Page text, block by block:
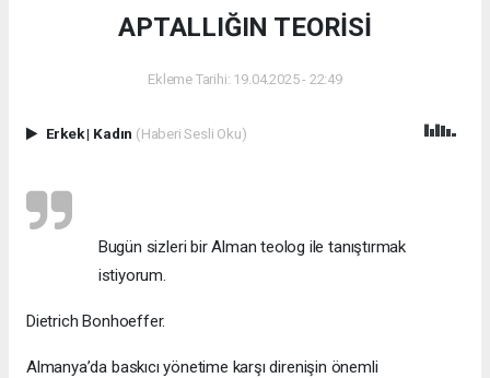
APTALLIĞIN TEORİSİ
Ekleme Tarihi: 19.04.2025 - 22:49
Erkek| Kadın (Haberi Sesli Oku)
Bugün sizleri bir Alman teolog ile tanıştırmak
istiyorum.
Dietrich Bonhoeffer.
Almanya’da baskıcı yönetime karşı direnişin önemli